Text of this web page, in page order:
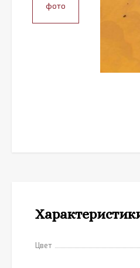
фото
Цвет